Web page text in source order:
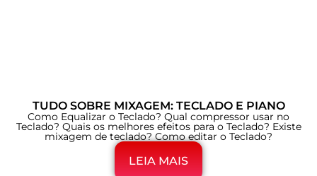
TUDO SOBRE MIXAGEM: TECLADO E PIANO
Como Equalizar o Teclado? Qual compressor usar no
Teclado? Quais os melhores efeitos para o Teclado? Existe
mixagem de teclado? Como editar o Teclado?
LEIA MAIS